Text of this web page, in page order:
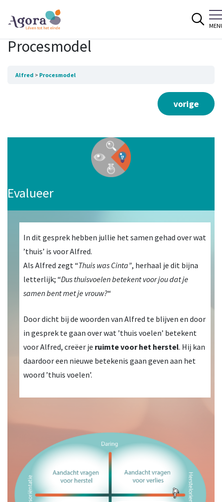
Procesmodel
Alfred Procesmodel
vorige
Evalueer
In dit gesprek hebben jullie het samen gehad over wat
’thuis’ is voor Alfred.
Als Alfred zegt “Thuis was Cinta”, herhaal je dit bijna
letterlijk; “Dus thuisvoelen betekent voor jou dat je
samen bent met je vrouw?“
Door dicht bij de woorden van Alfred te blijven en door
in gesprek te gaan over wat ’thuis voelen’ betekent
voor Alfred, creëer je ruimte voor het herstel. Hij kan
daardoor een nieuwe betekenis gaan geven aan het
woord ’thuis voelen’.